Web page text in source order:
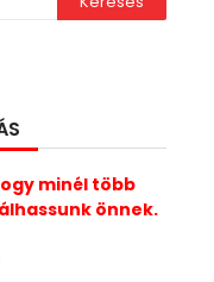
minél több
önnek.